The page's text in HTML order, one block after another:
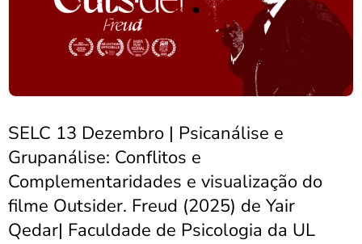
SELC 13 Dezembro | Psicanálise e
Grupanálise: Conflitos e
Complementaridades e visualização do
filme Outsider. Freud (2025) de Yair
Qedar| Faculdade de Psicologia da UL